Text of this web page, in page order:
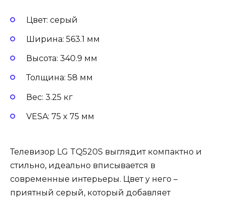
Цвет: серый
Ширина: 563.1 мм
Высота: 340.9 мм
Толщина: 58 мм
Вес: 3.25 кг
VESA: 75 x 75 мм
Телевизор LG TQ520S выглядит компактно и
стильно, идеально вписывается в
современные интерьеры. Цвет у него –
приятный серый, который добавляет